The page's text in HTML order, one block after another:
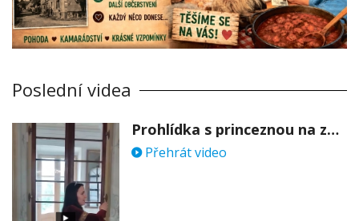
Poslední videa
Prohlídka s princeznou na zámku Stekník
Přehrát video